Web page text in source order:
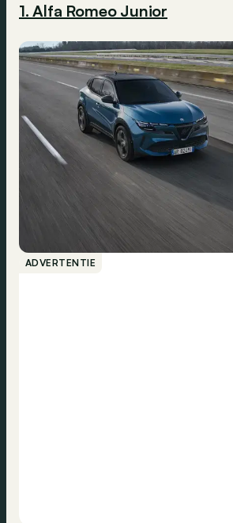
1. Alfa Romeo Junior
ADVERTENTIE